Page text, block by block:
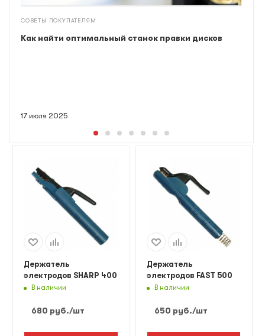
СОВЕТЫ ПОКУПАТЕЛЯМ
17 июля 2025
Как найти оптимальный станок правки дисков
Держатель
электродов SHARP 400
В наличии
680 руб./шт
Держатель
электродов FAST 500
В наличии
650 руб./шт